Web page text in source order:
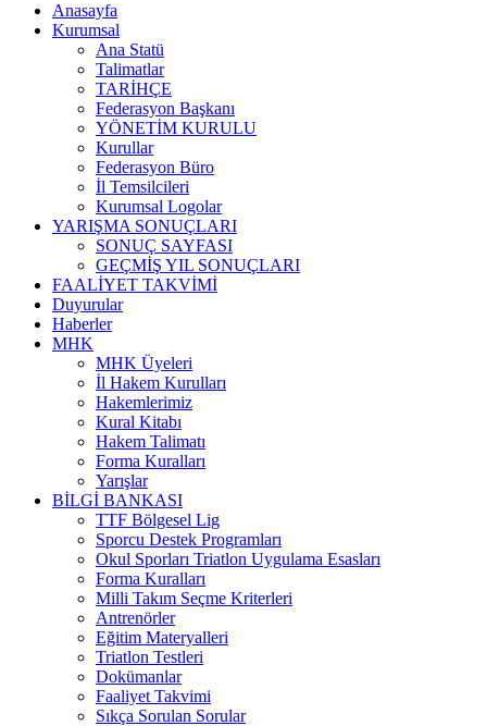
Anasayfa
Kurumsal
Ana Statü
Talimatlar
TARİHÇE
Federasyon Başkanı
YÖNETİM KURULU
Kurullar
Federasyon Büro
İl Temsilcileri
Kurumsal Logolar
YARIŞMA SONUÇLARI
SONUÇ SAYFASI
GEÇMİŞ YIL SONUÇLARI
FAALİYET TAKVİMİ
Duyurular
Haberler
MHK
MHK Üyeleri
İl Hakem Kurulları
Hakemlerimiz
Kural Kitabı
Hakem Talimatı
Forma Kuralları
Yarışlar
BİLGİ BANKASI
TTF Bölgesel Lig
Sporcu Destek Programları
Okul Sporları Triatlon Uygulama Esasları
Forma Kuralları
Milli Takım Seçme Kriterleri
Antrenörler
Eğitim Materyalleri
Triatlon Testleri
Dokümanlar
Faaliyet Takvimi
Sıkça Sorulan Sorular